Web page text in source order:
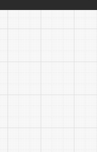
13 机关